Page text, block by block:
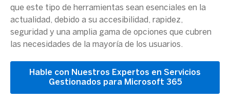
que este tipo de herramientas sean esenciales en la
actualidad, debido a su accesibilidad, rapidez,
seguridad y una amplia gama de opciones que cubren
las necesidades de la mayoría de los usuarios.
Hable con Nuestros Expertos en Servicios
Gestionados para Microsoft 365